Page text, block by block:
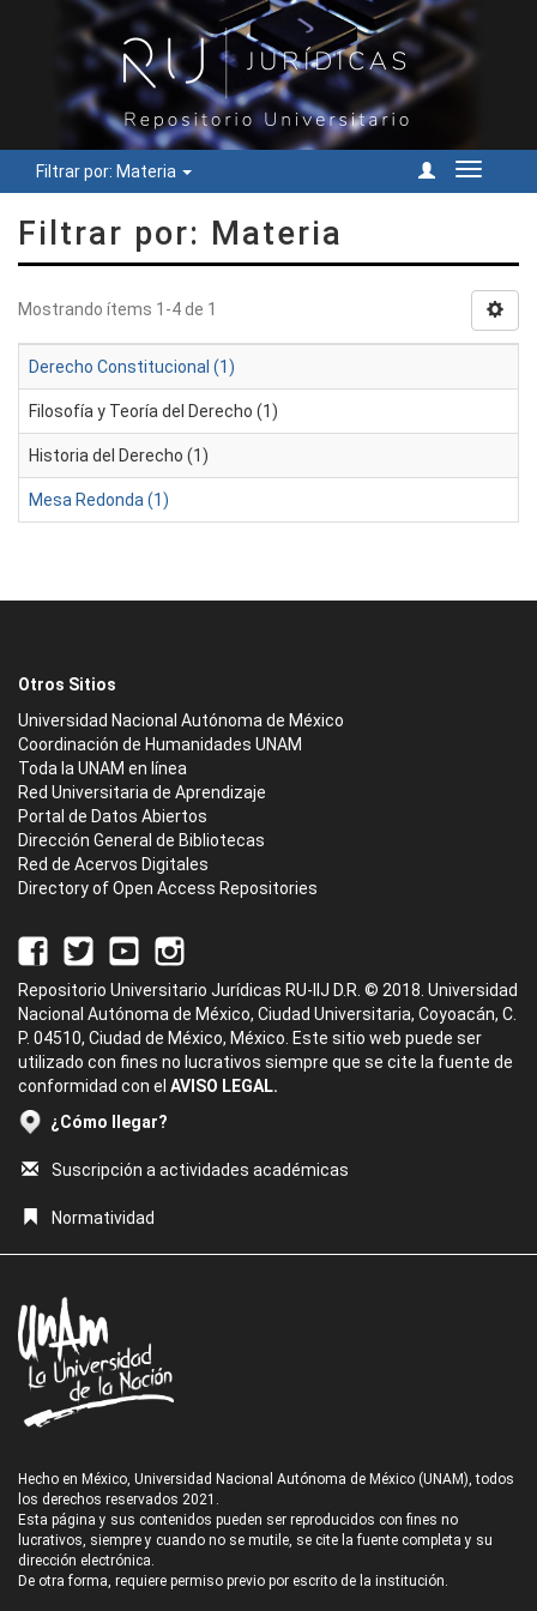
Filtrar por: Materia
Cambiar
Filtrar por: Materia
Mostrando ítems 1-4 de 1
Derecho Constitucional (1)
Filosofía y Teoría del Derecho (1)
Historia del Derecho (1)
Mesa Redonda (1)
Otros Sitios
Universidad Nacional Autónoma de México
Coordinación de Humanidades UNAM
Toda la UNAM en línea
Red Universitaria de Aprendizaje
Portal de Datos Abiertos
Dirección General de Bibliotecas
Red de Acervos Digitales
Directory of Open Access Repositories
Repositorio Universitario Jurídicas RU-IIJ D.R. © 2018. Universidad
Nacional Autónoma de México, Ciudad Universitaria, Coyoacán, C.
P. 04510, Ciudad de México, México. Este sitio web puede ser
utilizado con fines no lucrativos siempre que se cite la fuente de
conformidad con el AVISO LEGAL.
¿Cómo llegar?
Suscripción a actividades académicas
Normatividad
Hecho en México, Universidad Nacional Autónoma de México (UNAM), todos
los derechos reservados 2021.
Esta página y sus contenidos pueden ser reproducidos con fines no
lucrativos, siempre y cuando no se mutile, se cite la fuente completa y su
dirección electrónica.
De otra forma, requiere permiso previo por escrito de la institución.